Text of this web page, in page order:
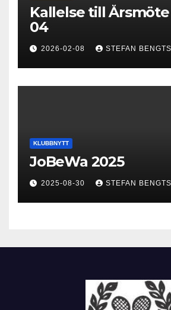
Kallelse till Årsmöte
04
2026-02-08 STEFAN
KLUBBNYTT
JoBeWa 2025
2025-08-30 STEFAN